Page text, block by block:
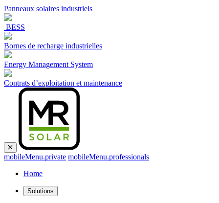
Panneaux solaires industriels
BESS
Bornes de recharge industrielles
Energy Management System
Contrats d’exploitation et maintenance
mobileMenu.private mobileMenu.professionals
Home
Solutions